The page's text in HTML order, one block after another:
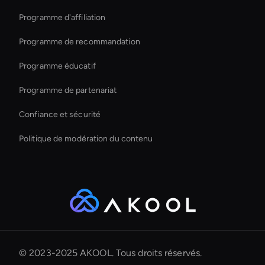
Programme d'affiliation
Programme de recommandation
Programme éducatif
Programme de partenariat
Confiance et sécurité
Politique de modération du contenu
© 2023-2025 AKOOL. Tous droits réservés.